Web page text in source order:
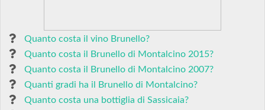
Quanto costa il vino Brunello?
Quanto costa il Brunello di Montalcino 2015?
Quanto costa il Brunello di Montalcino 2007?
Quanti gradi ha il Brunello di Montalcino?
Quanto costa una bottiglia di Sassicaia?